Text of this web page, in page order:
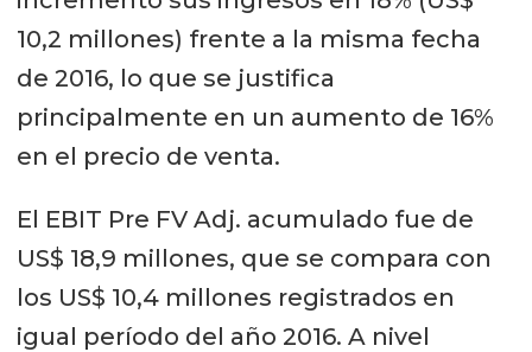
10,2 millones) frente a la misma fecha
de 2016, lo que se justifica
principalmente en un aumento de 16%
en el precio de venta.
El EBIT Pre FV Adj. acumulado fue de
US$ 18,9 millones, que se compara con
los US$ 10,4 millones registrados en
igual período del año 2016. A nivel